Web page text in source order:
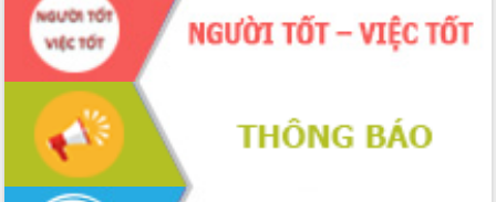
Chuyển đổi số mở ra không gian phát
triển trong lĩnh vực văn hóa, du lịch
Công bố quyết định của Ban Thường
vụ Tỉnh ủy về công tác cán bộ.
Thủ tướng Phạm Minh Chính: Khẩn
trương tái thiết cuộc sống người dân
sau thiên tai
Tập trung nâng cao chất lượng, tổ